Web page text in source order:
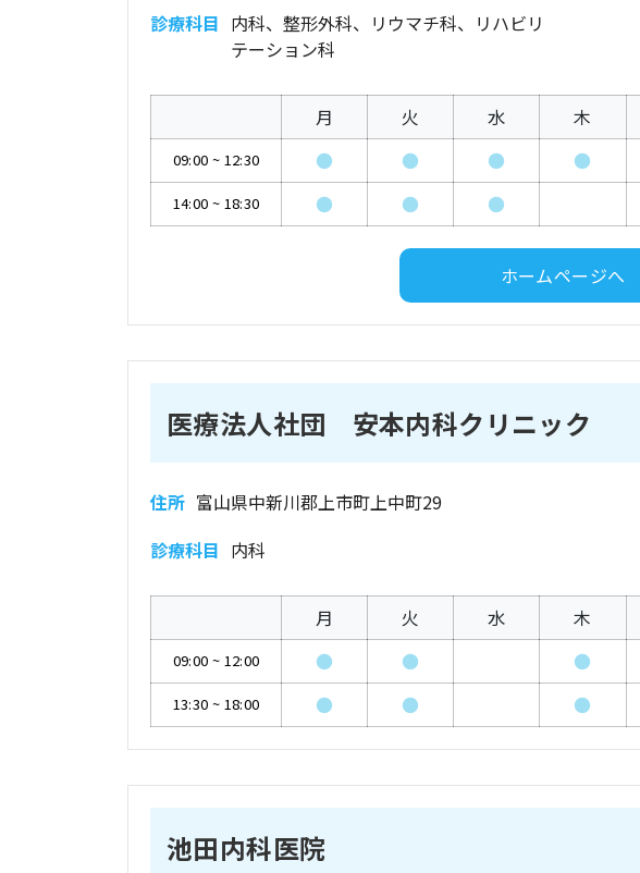
診療科目 内科、整形外科、リウマチ科、リハビリ
テーション科
月 火 水 木
09:00 ~ 12:30 ● ● ● ●
14:00 ~ 18:30 ● ● ●
ホームページへ
医療法人社団 安本内科クリニック
住所 富山県中新川郡上市町上中町29
診療科目 内科
月 火 水 木
09:00 ~ 12:00 ● ● ●
13:30 ~ 18:00 ● ● ●
池田内科医院